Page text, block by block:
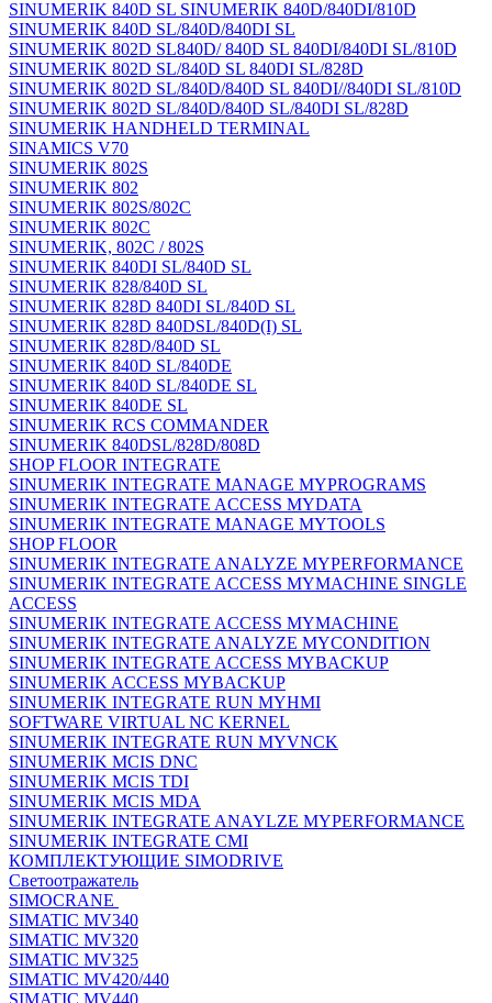
SINUMERIK 840D SL SINUMERIK 840D/840DI/810D
SINUMERIK 840D SL/840D/840DI SL
SINUMERIK 802D SL840D/ 840D SL 840DI/840DI SL/810D
SINUMERIK 802D SL/840D SL 840DI SL/828D
SINUMERIK 802D SL/840D/840D SL 840DI//840DI SL/810D
SINUMERIK 802D SL/840D/840D SL/840DI SL/828D
SINUMERIK HANDHELD TERMINAL
SINAMICS V70
SINUMERIK 802S
SINUMERIK 802
SINUMERIK 802S/802C
SINUMERIK 802C
SINUMERIK, 802C / 802S
SINUMERIK 840DI SL/840D SL
SINUMERIK 828/840D SL
SINUMERIK 828D 840DI SL/840D SL
SINUMERIK 828D 840DSL/840D(I) SL
SINUMERIK 828D/840D SL
SINUMERIK 840D SL/840DE
SINUMERIK 840D SL/840DE SL
SINUMERIK 840DE SL
SINUMERIK RCS COMMANDER
SINUMERIK 840DSL/828D/808D
SHOP FLOOR INTEGRATE
SINUMERIK INTEGRATE MANAGE MYPROGRAMS
SINUMERIK INTEGRATE ACCESS MYDATA
SINUMERIK INTEGRATE MANAGE MYTOOLS
SHOP FLOOR
SINUMERIK INTEGRATE ANALYZE MYPERFORMANCE
SINUMERIK INTEGRATE ACCESS MYMACHINE SINGLE
ACCESS
SINUMERIK INTEGRATE ACCESS MYMACHINE
SINUMERIK INTEGRATE ANALYZE MYCONDITION
SINUMERIK INTEGRATE ACCESS MYBACKUP
SINUMERIK ACCESS MYBACKUP
SINUMERIK INTEGRATE RUN MYHMI
SOFTWARE VIRTUAL NC KERNEL
SINUMERIK INTEGRATE RUN MYVNCK
SINUMERIK MCIS DNC
SINUMERIK MCIS TDI
SINUMERIK MCIS MDA
SINUMERIK INTEGRATE ANAYLZE MYPERFORMANCE
SINUMERIK INTEGRATE CMI
КОМПЛЕКТУЮЩИЕ SIMODRIVE
Светоотражатель
SIMOCRANE
SIMATIC MV340
SIMATIC MV320
SIMATIC MV325
SIMATIC MV420/440
SIMATIC MV440